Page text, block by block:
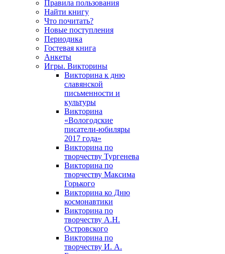
Правила пользования
Найти книгу
Что почитать?
Новые поступления
Периодика
Гостевая книга
Анкеты
Игры. Викторины
Викторина к дню
славянской
письменности и
культуры
Викторина
«Вологодские
писатели-юбиляры
2017 года»
Викторина по
творчеству Тургенева
Викторина по
творчеству Максима
Горького
Викторина ко Дню
космонавтики
Викторина по
творчеству А.Н.
Островского
Викторина по
творчеству И. А.